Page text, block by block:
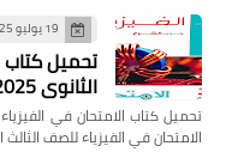
19 يوليو 2025
تحميل كتاب
الثانوي 2025 - 2026
الامتحان في الفيزياء للصف الثالث